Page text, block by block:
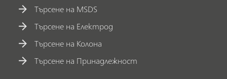
Търсене на MSDS
Търсене на Електрод
Търсене на Колона
Търсене на Принадлежност